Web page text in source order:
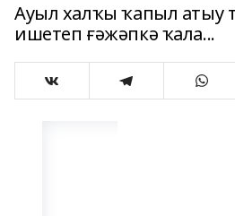
Ауыл халҡы ҡапыл атыу
ишетеп ғәжәпкә ҡала...